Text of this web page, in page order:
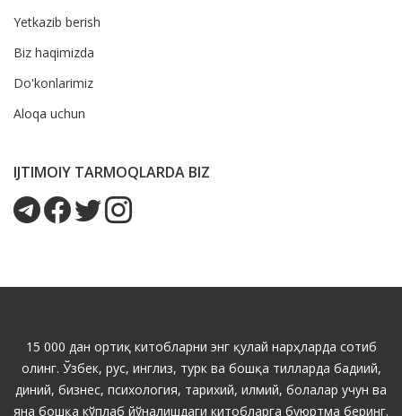
Yetkazib berish
Biz haqimizda
Do'konlarimiz
Aloqa uchun
IJTIMOIY TARMOQLARDA BIZ
15 000 дан ортиқ китобларни энг қулай нарҳларда сотиб
олинг. Ўзбек, рус, инглиз, турк ва бошқа тилларда бадиий,
диний, бизнес, психология, тарихий, илмий, болалар учун ва
яна бошқа кўплаб йўналишдаги китобларга буюртма беринг.